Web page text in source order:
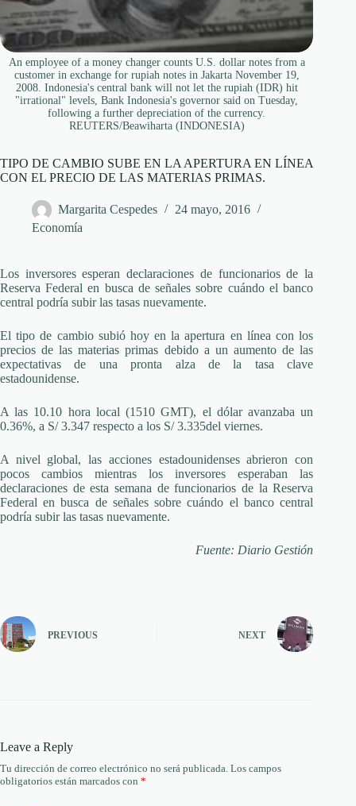
An employee of a money changer counts U.S. dollar notes from a
customer in exchange for rupiah notes in Jakarta November 19,
2008. Indonesia's central bank will not let the rupiah (IDR) hit
"irrational" levels, Bank Indonesia's governor said on Tuesday,
following a further depreciation of the currency.
REUTERS/Beawiharta (INDONESIA)
TIPO DE CAMBIO SUBE EN LA APERTURA EN LÍNEA
CON EL PRECIO DE LAS MATERIAS PRIMAS.
Margarita Cespedes
24 mayo, 2016
Economía
Los inversores esperan declaraciones de funcionarios de la
Reserva Federal en busca de señales sobre cuándo el banco
central podría subir las tasas nuevamente.
El tipo de cambio subió hoy en la apertura en línea con los
precios de las materias primas debido a un aumento de las
expectativas de una pronta alza de la tasa clave
estadounidense.
A las 10.10 hora local (1510 GMT), el dólar avanzaba un
0.36%, a S/ 3.347 respecto a los S/ 3.335del viernes.
A nivel global, las acciones estadounidenses abrieron con
pocos cambios mientras los inversores esperaban las
declaraciones de esta semana de funcionarios de la Reserva
Federal en busca de señales sobre cuándo el banco central
podría subir las tasas nuevamente.
Fuente: Diario Gestión
PREVIOUS NEXT
Leave a Reply
Tu dirección de correo electrónico no será publicada. Los campos
obligatorios están marcados con *